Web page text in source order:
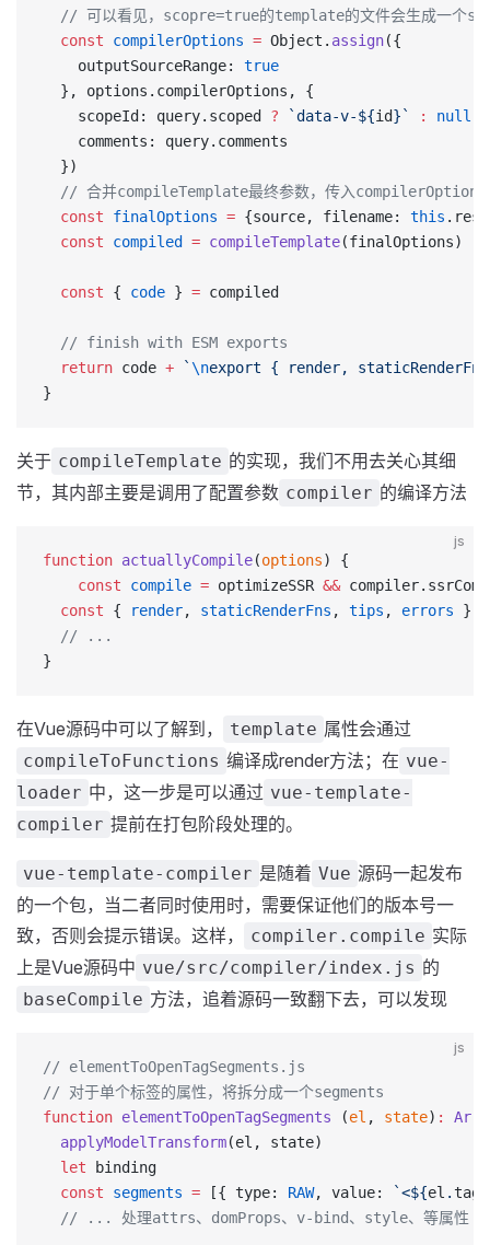
// 可以看见，scopre=true的template的文件会生成一个
  const
compilerOptions = Object. assign({
    outputSourceRange:
true
  }, options.compilerOptions, {
    scopeId: query.scoped
? `data-v-${id}` : null
    comments: query.comments
  })
// 合并compileTemplate最终参数，传入
  const
finalOptions = {source, filename: this
  const
compiled = compileTemplate(finalOptions)
  const
{ code } = compiled
  // finish with ESM exports
  return
code + `\nexport { render,
}
关于 compileTemplate 的实现，我们不用去关心其细
节，其内部主要是调用了配置参数 compiler 的编译方法
js
function actuallyCompile(options) {
	const
compile = optimizeSSR &&
  const
{ render, staticRenderFns , tips , errors }
  // ...
}
在Vue源码中可以了解到， template 属性会通过
compileToFunctions 编译成render方法；在 vue-
loader 中，这一步是可以通过 vue-template-
compiler 提前在打包阶段处理的。
vue-template-compiler 是随着 Vue 源码一起发布
的一个包，当二者同时使用时，需要保证他们的版本号一
致，否则会提示错误。这样，
compiler.compile 实际
上是Vue源码中 vue/src/compiler/index.js 的
baseCompile 方法，追着源码一致翻下去，可以发现
js
// elementToOpenTagSegments.js
// 对于单个标签的属性，将拆分成一个segments
function elementToOpenTagSegments (el , state) :
  applyModelTransform
(el, state)
  let
binding
  const
segments = [{ type: RAW, value: `<${el . tag
  // ... 处理attrs、domProps、v-bind、style、等属性